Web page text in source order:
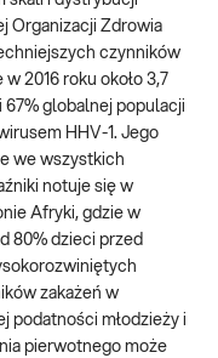
Organizacji Zdrowia
czynników
2016 roku około 3,7
67% globalnej populacji
HHV-1. Jego
we wszystkich
notuje się w
Afryki, gdzie w
80% dzieci przed
zakażeń w
podatności młodzieży i
pierwotnego może